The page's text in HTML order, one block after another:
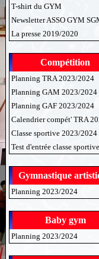
T-shirt du GYM
Newsletter ASSO GYM
La presse 2019/2020
Compétition
Planning TRA 2023/2024
Planning GAM 2023/2024
Planning GAF 2023/2024
Calendrier compét' TRA
Classe sportive 2023/2024
Test d'entrée classe sportive
Gymnastique
Planning 2023/2024
Baby gym
Planning 2023/2024